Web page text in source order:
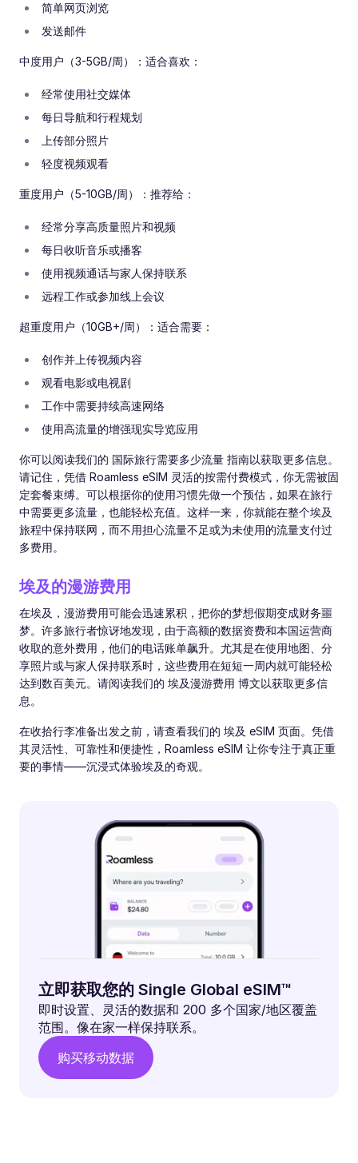
简单网页浏览
发送邮件
中度用户（3-5GB/周）：适合喜欢：
经常使用社交媒体
每日导航和行程规划
上传部分照片
轻度视频观看
重度用户（5-10GB/周）：推荐给：
经常分享高质量照片和视频
每日收听音乐或播客
使用视频通话与家人保持联系
远程工作或参加线上会议
超重度用户（10GB+/周）：适合需要：
创作并上传视频内容
观看电影或电视剧
工作中需要持续高速网络
使用高流量的增强现实导览应用
你可以阅读我们的 国际旅行需要多少流量 指南以获取更多信息。
请记住，凭借 Roamless eSIM 灵活的按需付费模式，你无需被固
定套餐束缚。可以根据你的使用习惯先做一个预估，如果在旅行
中需要更多流量，也能轻松充值。这样一来，你就能在整个埃及
旅程中保持联网，而不用担心流量不足或为未使用的流量支付过
多费用。
埃及的漫游费用
在埃及，漫游费用可能会迅速累积，把你的梦想假期变成财务噩
梦。许多旅行者惊讶地发现，由于高额的数据资费和本国运营商
收取的意外费用，他们的电话账单飙升。尤其是在使用地图、分
享照片或与家人保持联系时，这些费用在短短一周内就可能轻松
达到数百美元。请阅读我们的 埃及漫游费用 博文以获取更多信
息。
在收拾行李准备出发之前，请查看我们的 埃及 eSIM 页面。凭借
其灵活性、可靠性和便捷性，Roamless eSIM 让你专注于真正重
要的事情——沉浸式体验埃及的奇观。
立即获取您的 Single Global eSIM™
即时设置、灵活的数据和 200 多个国家/地区覆盖
范围。像在家一样保持联系。
购买移动数据